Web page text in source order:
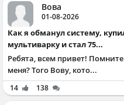
Вова
01-08-2026
Как я обманул систему, купил
мультиварку и стал 75...
Ребята, всем привет! Помните
меня? Того Вову, кото...
14 138